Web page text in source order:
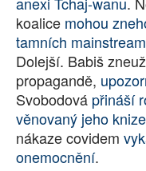
PŘÍSPĚVKY NA
SOCIÁLNÍ SÍTĚ
RUBRIKY
PLNÁ VERZE STRÁNEK
koalice mohou
tamních
Dolejší. Babiš
propagandě,
Svobodová přináší
věnovaný jeho
nákaze covidem
onemocnění.